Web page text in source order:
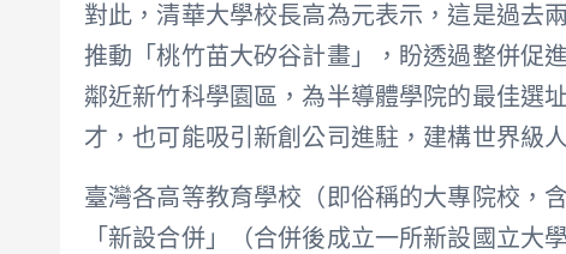
對此，清華大學校長高為元表示，這是過去
推動「桃竹苗大矽谷計畫」，盼透過整併促
鄰近新竹科學園區，為半導體學院的最佳選
才，也可能吸引新創公司進駐，建構世界級
臺灣各高等教育學校（即俗稱的大專院校，
「新設合併」（合併後成立一所新設國立大